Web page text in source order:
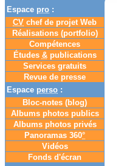
Espace pro :
CV chef de projet Web
Réalisations (portfolio)
Compétences
Études &publications
Services gratuits
Revue de presse
Espace perso :
Bloc-notes (blog)
Albums photos publics
Albums photos privés
Panoramas 360°
Vidéos
Fonds d'écran